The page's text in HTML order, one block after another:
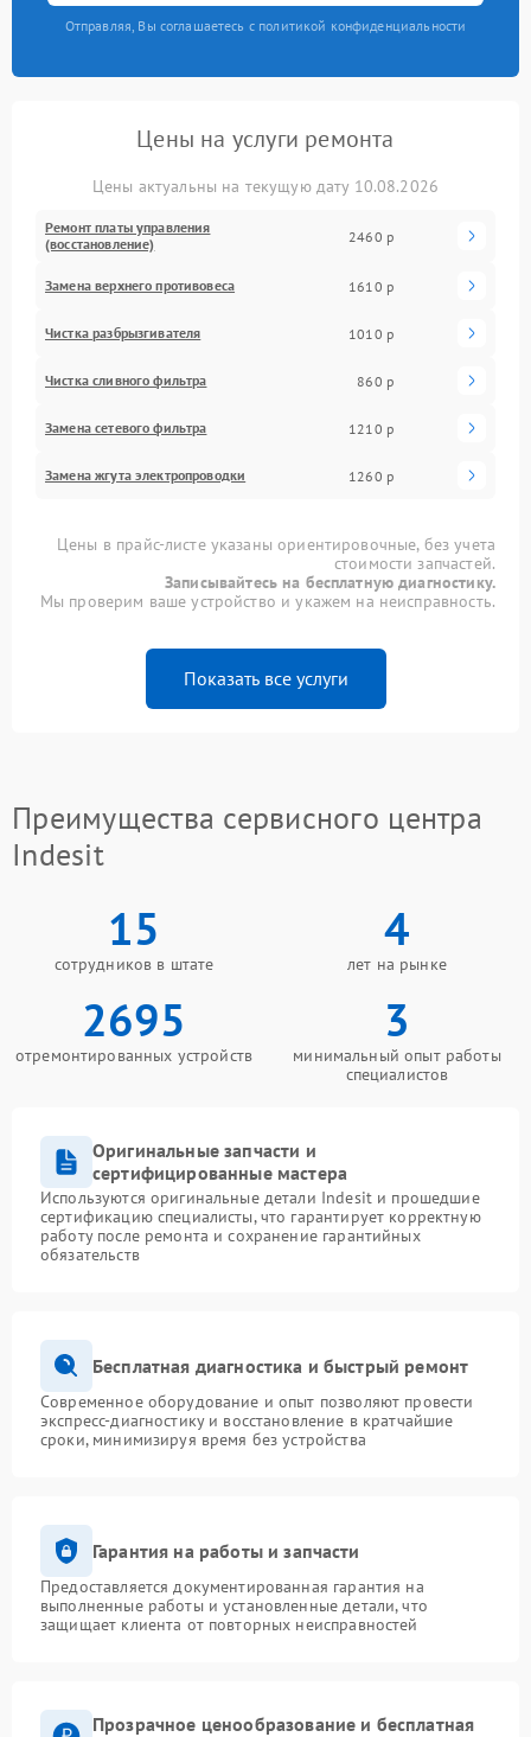
Отправляя, Вы соглашаетесь с политикой конфиденциальности
Цены на услуги ремонта
Цены актуальны на текущую дату 10.08.2026
Ремонт платы управления
(восстановление)
2460 р
Замена верхнего противовеса 1610 р
Чистка разбрызгивателя 1010 р
Чистка сливного фильтра 860 р
Замена сетевого фильтра 1210 р
Замена жгута электропроводки 1260 р
Цены в прайс-листе указаны ориентировочные, без учета
стоимости запчастей.
Записывайтесь на бесплатную диагностику.
Мы проверим ваше устройство и укажем на неисправность.
Показать все услуги
Преимущества сервисного центра
Indesit
15
сотрудников в штате
4
лет на рынке
2695
отремонтированных устройств
3
минимальный опыт работы
специалистов
Оригинальные запчасти и
сертифицированные мастера
Используются оригинальные детали Indesit и прошедшие
сертификацию специалисты, что гарантирует корректную
работу после ремонта и сохранение гарантийных
обязательств
Бесплатная диагностика и быстрый ремонт
Современное оборудование и опыт позволяют провести
экспресс-диагностику и восстановление в кратчайшие
сроки, минимизируя время без устройства
Гарантия на работы и запчасти
Предоставляется документированная гарантия на
выполненные работы и установленные детали, что
защищает клиента от повторных неисправностей
Прозрачное ценообразование и бесплатная